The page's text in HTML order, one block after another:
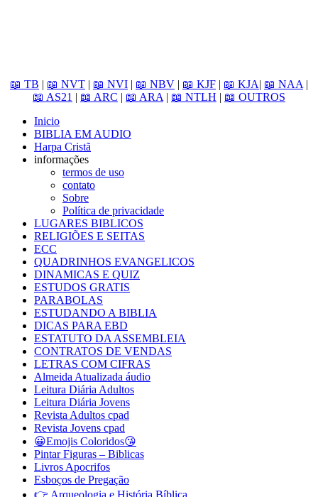
📖 TB | 📖 NVT | 📖 NVI | 📖 NBV | 📖 KJF | 📖 KJA| 📖 NAA |
📖 AS21 | 📖 ARC | 📖 ARA | 📖 NTLH | 📖 OUTROS
Inicio
BIBLIA EM AUDIO
Harpa Cristã
informações
termos de uso
contato
Sobre
Política de privacidade
LUGARES BIBLICOS
RELIGIÕES E SEITAS
ECC
QUADRINHOS EVANGELICOS
DINAMICAS E QUIZ
ESTUDOS GRATIS
PARABOLAS
ESTUDANDO A BIBLIA
DICAS PARA EBD
ESTATUTO DA ASSEMBLEIA
CONTRATOS DE VENDAS
LETRAS COM CIFRAS
Almeida Atualizada áudio
Leitura Diária Adultos
Leitura Diária Jovens
Revista Adultos cpad
Revista Jovens cpad
😀Emojis Coloridos😘
Pintar Figuras – Biblicas
Livros Apocrifos
Esboços de Pregação
👉 Arqueologia e História Bíblica